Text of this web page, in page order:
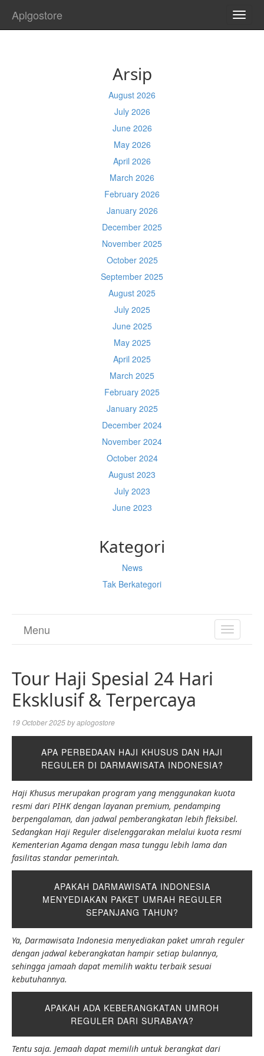
Aplgostore
Arsip
August 2026
July 2026
June 2026
May 2026
April 2026
March 2026
February 2026
January 2026
December 2025
November 2025
October 2025
September 2025
August 2025
July 2025
June 2025
May 2025
April 2025
March 2025
February 2025
January 2025
December 2024
November 2024
October 2024
August 2023
July 2023
June 2023
Kategori
News
Tak Berkategori
TOGGLE
Menu
Tour Haji Spesial 24 Hari
Eksklusif & Terpercaya
19 October 2025byaplogostore
APA PERBEDAAN HAJI KHUSUS DAN HAJI
REGULER DI DARMAWISATA INDONESIA?
Haji Khusus merupakan program yang menggunakan kuota
resmi dari PIHK dengan layanan premium, pendamping
berpengalaman, dan jadwal pemberangkatan lebih fleksibel.
Sedangkan Haji Reguler diselenggarakan melalui kuota resmi
Kementerian Agama dengan masa tunggu lebih lama dan
fasilitas standar pemerintah.
APAKAH DARMAWISATA INDONESIA
MENYEDIAKAN PAKET UMRAH REGULER
SEPANJANG TAHUN?
Ya, Darmawisata Indonesia menyediakan paket umrah reguler
dengan jadwal keberangkatan hampir setiap bulannya,
sehingga jamaah dapat memilih waktu terbaik sesuai
kebutuhannya.
APAKAH ADA KEBERANGKATAN UMROH
REGULER DARI SURABAYA?
Tentu saja. Jemaah dapat memilih untuk berangkat dari